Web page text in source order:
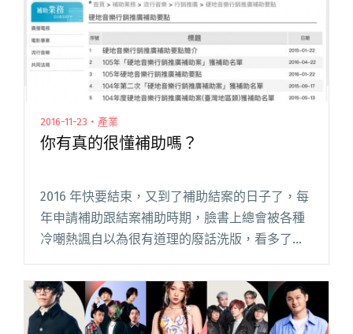
2016-11-23・產業
你有真的很懂補助嗎？
2016 年快要結束，又到了補助結案的日子了，每
年申請補助跟結案補助時期，臉書上總會被各種
冷嘲熱諷自以為很有道理的廢話洗版，看多了有
是甚麼。 補助的意義 文化部影視局對於獨立音樂
的補助有好幾種，與圈閱讀全文 "你有真的很懂
補助嗎？"